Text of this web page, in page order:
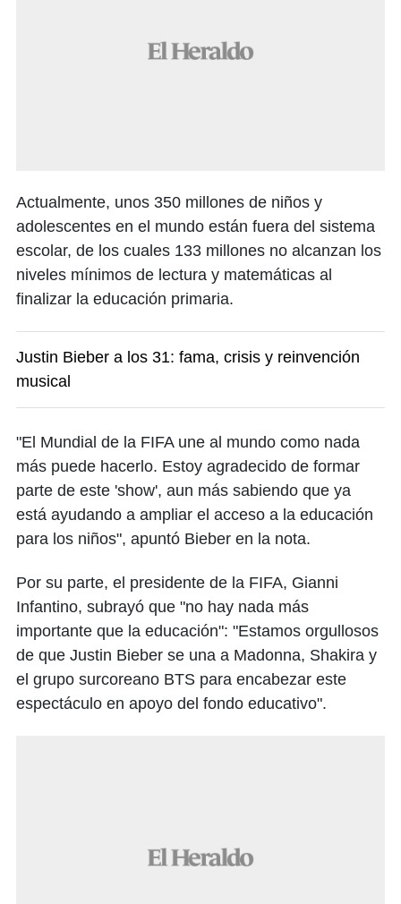
Actualmente, unos 350 millones de niños y
adolescentes en el mundo están fuera del sistema
escolar, de los cuales 133 millones no alcanzan los
niveles mínimos de lectura y matemáticas al
finalizar la educación primaria.
Justin Bieber a los 31: fama, crisis y reinvención
musical
"El Mundial de la FIFA une al mundo como nada
más puede hacerlo. Estoy agradecido de formar
parte de este 'show', aun más sabiendo que ya
está ayudando a ampliar el acceso a la educación
para los niños", apuntó Bieber en la nota.
Por su parte, el presidente de la FIFA, Gianni
Infantino, subrayó que "no hay nada más
importante que la educación": "Estamos orgullosos
de que Justin Bieber se una a Madonna, Shakira y
el grupo surcoreano BTS para encabezar este
espectáculo en apoyo del fondo educativo".